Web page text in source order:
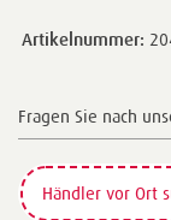
Artikelnummer:
Fragen Sie nach
Händler vor Ort